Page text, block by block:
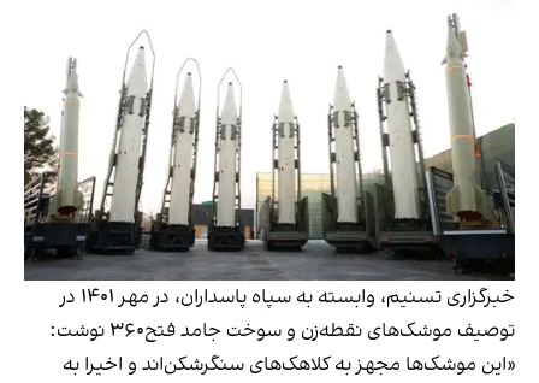
خبرگزاری تسنیم، وابسته به سپاه پاسداران، در مهر ۱۴۰۱ در
توصیف موشک‌های نقطه‌زن و سوخت جامد فتح۳۶۰ نوشت:
«این موشک‌ها مجهز به کلاهک‌های سنگرشکن‌اند و اخیرا به